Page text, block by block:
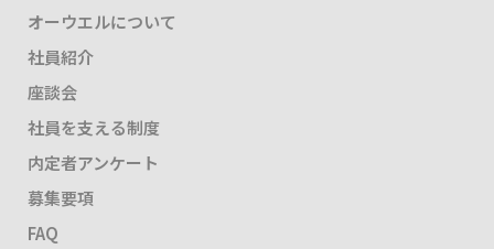
オーウエルについて
社員紹介
座談会
社員を支える制度
内定者アンケート
募集要項
FAQ